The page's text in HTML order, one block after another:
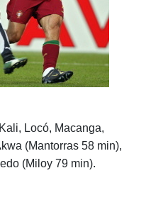
Locó, Macanga,
(Mantorras 58 min),
(Miloy 79 min).